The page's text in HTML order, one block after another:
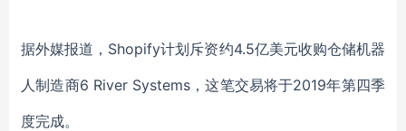
据外媒报道，Shopify计划斥资约4.5亿美元收购仓储机器
人制造商6 River Systems，这笔交易将于2019年第四季
度完成。